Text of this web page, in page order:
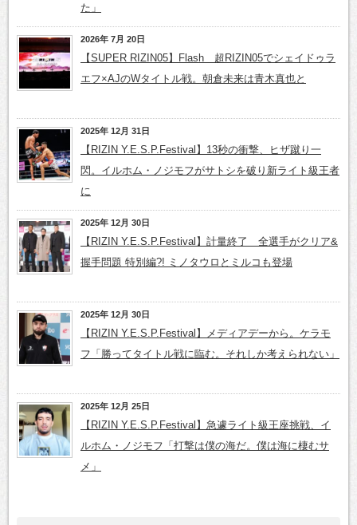
た」
2026年 7月 20日
【SUPER RIZIN05】Flash 超RIZIN05でシェイドゥラ
エフ×AJのWタイトル戦。朝倉未来は青木真也と
2025年 12月 31日
【RIZIN Y.E.S.P.Festival】13秒の衝撃、ヒザ蹴り一
閃。イルホム・ノジモフがサトシを破り新ライト級王者
に
2025年 12月 30日
【RIZIN Y.E.S.P.Festival】計量終了 全選手がクリア&
握手問題 特別編?! ミノタウロとミルコも登場
2025年 12月 30日
【RIZIN Y.E.S.P.Festival】メディアデーから。ケラモ
フ「勝ってタイトル戦に臨む。それしか考えられない」
2025年 12月 25日
【RIZIN Y.E.S.P.Festival】急遽ライト級王座挑戦、イ
ルホム・ノジモフ「打撃は僕の海だ。僕は海に棲むサ
メ」